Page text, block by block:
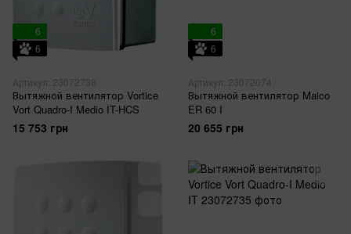
6
6
Артикул: 23072736
Вытяжной вентилятор Vortice
Vort Quadro-I Medio IT-HCS
15 753 грн
6
6
Артикул: 23072074
Вытяжной вентилятор Maico
ER 60 I
20 655 грн